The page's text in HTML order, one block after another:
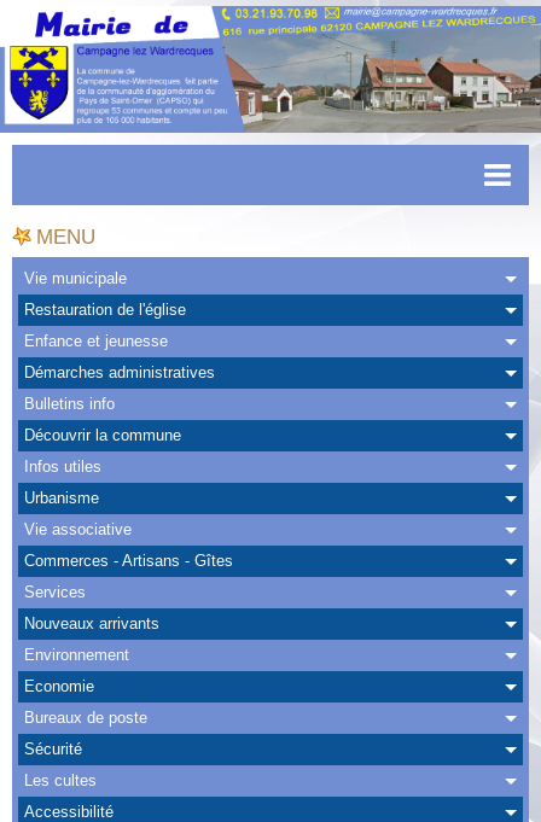
Accueil
Actualités
Facebook
CAPSO
Urbanisme
Transports
Agenda
Albums
Nous Contacter
MENU
Vie municipale
Restauration de l'église
Enfance et jeunesse
Démarches administratives
Bulletins info
Découvrir la commune
Infos utiles
Urbanisme
Vie associative
Commerces - Artisans - Gîtes
Services
Nouveaux arrivants
Environnement
Economie
Bureaux de poste
Sécurité
Les cultes
Accessibilité